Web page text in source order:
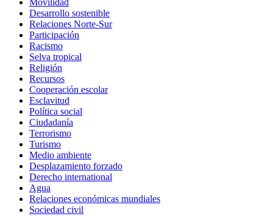
Movilidad
Desarrollo sostenible
Relaciones Norte-Sur
Participación
Racismo
Selva tropical
Religión
Recursos
Cooperación escolar
Esclavitud
Política social
Ciudadanía
Terrorismo
Turismo
Medio ambiente
Desplazamiento forzado
Derecho international
Agua
Relaciones económicas mundiales
Sociedad civil